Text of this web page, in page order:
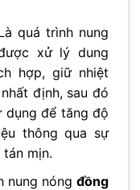
quá trình nung
xử lý dung
hợp, giữ nhiệt
định, sau đó
dụng để tăng độ
thông qua sự
mịn.
nung nóngđồng